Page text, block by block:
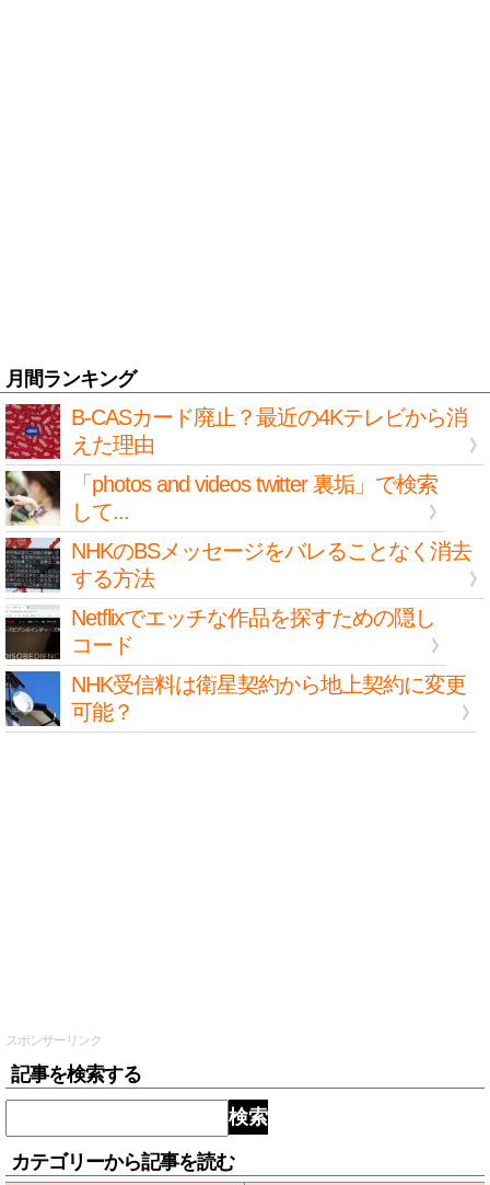
月間ランキング
B-CASカード廃止？最近の4Kテレビから消
えた理由
「photos and videos twitter 裏垢」で検索
して...
NHKのBSメッセージをバレることなく消去
する方法
Netflixでエッチな作品を探すための隠し
コード
NHK受信料は衛星契約から地上契約に変更
可能？
スポンサーリンク
記事を検索する
検索
カテゴリーから記事を読む